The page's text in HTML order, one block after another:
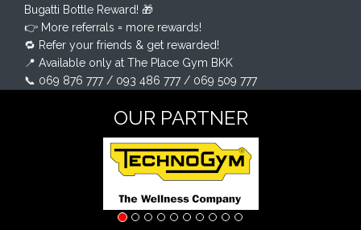
Bugatti Bottle Reward! 🎁
👉 More referrals = more rewards!
🔁 Refer your friends & get rewarded!
📍 Available only at The Place Gym BKK
📞 069 876 777 / 093 486 777 / 069 509 777
OUR PARTNER